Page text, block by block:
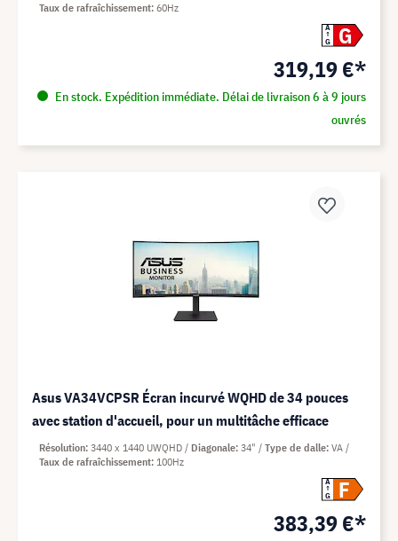
A
G
G
319,19 €*
En stock. Expédition immédiate. Délai de livraison 6 à 9 jours
ouvrés
Taux de rafraîchissement 60Hz
Asus VA34VCPSR Écran incurvé WQHD de 34 pouces
avec station d'accueil, pour un multitâche efficace
A
G
F
383,39 €*
Résolution 3440 x 1440 UWQHD Diagonale 34" Type de dalle VA
Taux de rafraîchissement 100Hz